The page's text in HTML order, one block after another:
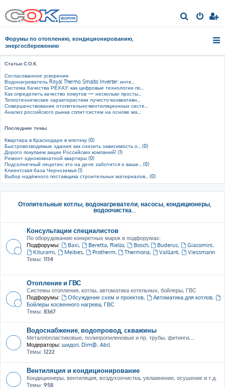
о
Форумы по отоплению, кондиционированию,
энергосбережению
Статьи С.О.К.
Согласованное ускорение
Водонагреватель Royal Thermo Smalto Inverter: инте...
Система Качества РЕХАУ: как цифровые технологии по...
Как определить качество хомутов — несколько просты...
Теплотехнические характеристики лучисто-конвективн...
Совершенствование отопительно-вентиляционных систе...
Анализ российского рынка сплит-систем на основе ма...
Последние темы
Квартира в Краснодаре в ипотеку (0)
Быстровозводимые здания: как снизить зависимость о... (0)
Дорого покупаем акции Российских компаний! (1)
Ремонт однокомнатной квартиры (0)
Подсолнечный лецитин: кто на деле заботится о ваше... (0)
Клиентская база Черноземья (1)
Выбор надёжного поставщика строительных материалов... (0)
Отопительные котлы, водонагреватели, насосы, кондиционеры,
водоочистка...
Консультации специалистов
По оборудованию конкретных марок в подфорумах:
Подфорумы:
Baxi, Beretta, Riello, Bosch, Buderus, Giacomini,
Kiturami, Meibes, Protherm, Thermona, Vaillant,
Viessmann
Темы: 1114
Отопление и ГВС
Системы отопления, котлы, автоматика котельных, бойлеры, ГВС
Подфорумы:
Обсуждение схем и проектов, Автоматика для котлов,
Бойлеры косвенного нагрева, ГВС
Темы: 8367
Водоснабжение, водопровод, скважины
Металлопластиковые, полипропиленовые и пр. трубы, фитинги,...
Модераторы: шидол, Dim@, Abil
Темы: 1222
Вентиляция и кондиционирование
Кондиционеры, вентиляция, воздухоочистка, увлажнение, осушение и т.д.
Темы: 958